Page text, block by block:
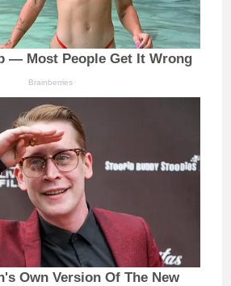
— Most People Get It Wrong
Brainberries
Own Version Of The New